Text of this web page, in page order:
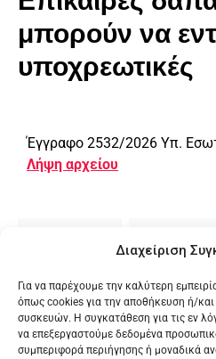
Διαχείριση
Για να παρέχουμε την καλύτερη
όπως cookies για την αποθήκευση ή/
συσκευών. Η συγκατάθεση για τις εν
να επεξεργαστούμε δεδομένα
συμπεριφορά περιήγησης ή μοναδικά
μπορούν να
υποχρεωτικές
Έγγραφο 2532/2026 Υπ.
Λήψη αρχείου
MAIL PRINT